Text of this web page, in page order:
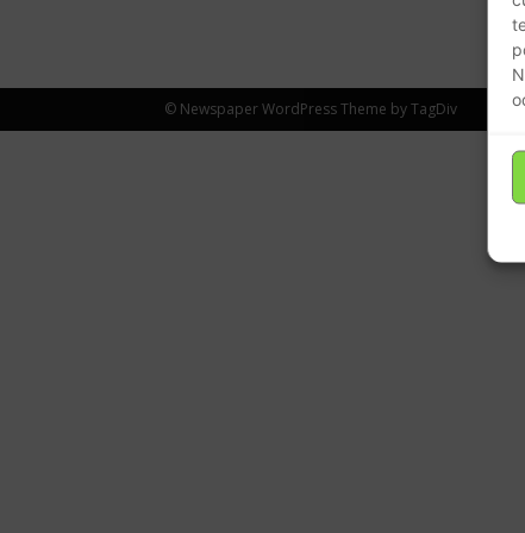
© Newspaper WordPress Theme by TagDiv